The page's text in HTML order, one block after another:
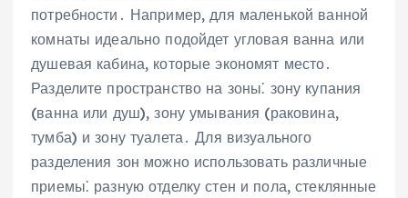
потребности․ Например, для маленькой ванной
комнаты идеально подойдет угловая ванна или
душевая кабина, которые экономят место․
Разделите пространство на зоны⁚ зону купания
(ванна или душ), зону умывания (раковина,
тумба) и зону туалета․ Для визуального
разделения зон можно использовать различные
приемы⁚ разную отделку стен и пола, стеклянные